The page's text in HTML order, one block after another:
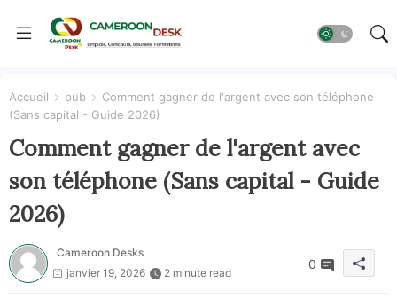
Accueil pub
Comment gagner de l'argent avec son téléphone
(Sans capital - Guide 2026)
Comment gagner de l'argent avec
son téléphone (Sans capital - Guide
2026)
Cameroon Desks
janvier 19, 2026
2 minute read
0